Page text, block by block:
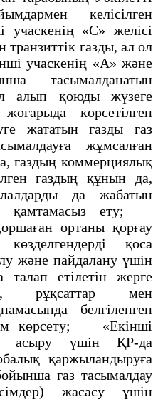
келісілген
учаскенің «С» желісі
газды, ал ол
учаскенің «А» және
тасымалданатын
алып қоюды жүзеге
көpceтілген
жататын газды газ
жұмсалған
газдың коммерциялық
газдың құнын да,
да жабатын
қамтамасыз ету;
ортаны қорғау
қоса
және пайдалану үшін
етілетін жерге
рұқсаттар мен
белгіленген
көрсету; «Екінші
асыру үшін ҚР-да
қаржыландыруға
газ тасымалдау
жасасу үшін